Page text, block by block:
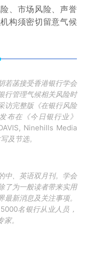
、市场风险、声誉
构须密切留意气候
若菡接受香港银行学会
行管理气候相关风险时
访完整版《在银行风险
布在《今日银行业》
Ninehills Media
及节选。
中、英语双月刊。学会
了为一般读者带来实用
新消息及关注事项。
名银行从业人员，
。